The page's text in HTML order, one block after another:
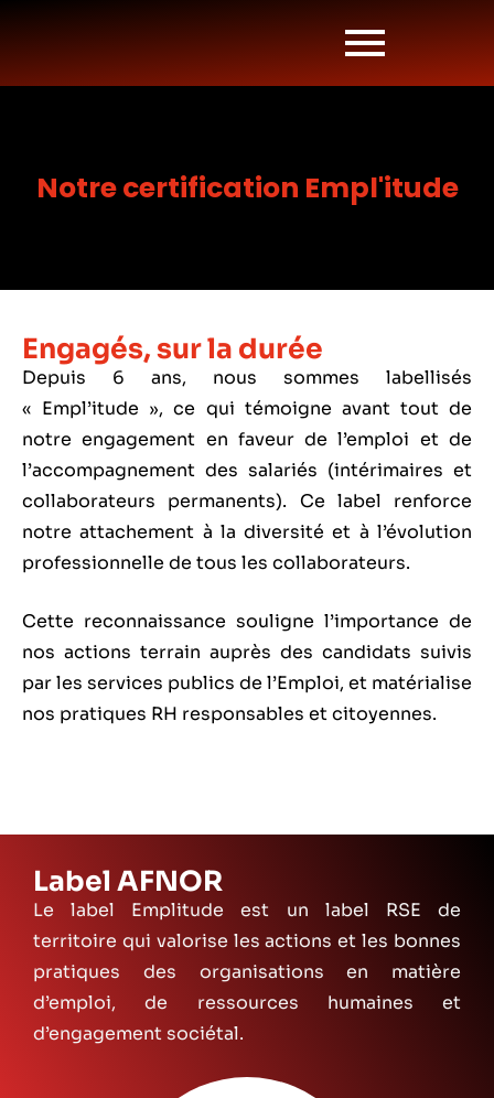
Notre certification Empl'itude
Engagés, sur la durée
Depuis 6 ans, nous sommes labellisés
« Empl’itude », ce qui témoigne avant tout de
notre engagement en faveur de l’emploi et de
l’accompagnement des salariés (intérimaires et
collaborateurs permanents). Ce label renforce
notre attachement à la diversité et à l’évolution
professionnelle de tous les collaborateurs.
Cette reconnaissance souligne l’importance de
nos actions terrain auprès des candidats suivis
par les services publics de l’Emploi, et matérialise
nos pratiques RH responsables et citoyennes.
Label AFNOR
Le label Emplitude est un label RSE de
territoire qui valorise les actions et les bonnes
pratiques des organisations en matière
d’emploi, de ressources humaines et
d’engagement sociétal.